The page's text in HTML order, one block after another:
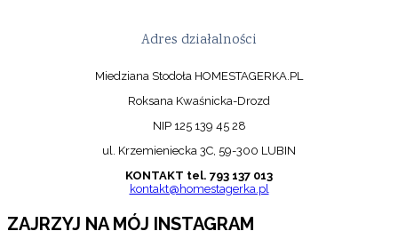
Adres działalności
Miedziana Stodoła HOMESTAGERKA.PL
Roksana Kwaśnicka-Drozd
NIP 125 139 45 28
ul. Krzemieniecka 3C, 59-300 LUBIN
KONTAKT tel. 793 137 013
kontakt@homestagerka.pl
ZAJRZYJ NA MÓJ INSTAGRAM